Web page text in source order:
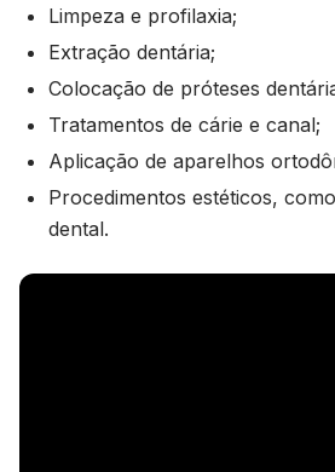
Limpeza e profilaxia;
Extração dentária;
Colocação de próteses
Tratamentos de cárie e canal;
Aplicação de aparelhos
Procedimentos estéticos,
dental.